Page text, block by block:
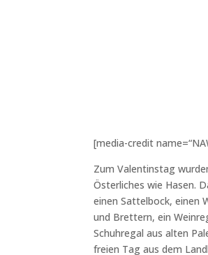
[media-credit
Zum Valentinstag
Österliches wie Hasen.
einen Sattelbock, einen
und Brettern, ein
Schuhregal aus alten
freien Tag aus dem